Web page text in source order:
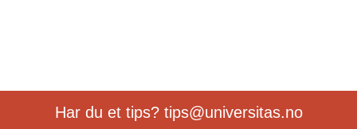
Har du et tips? tips@universitas.no